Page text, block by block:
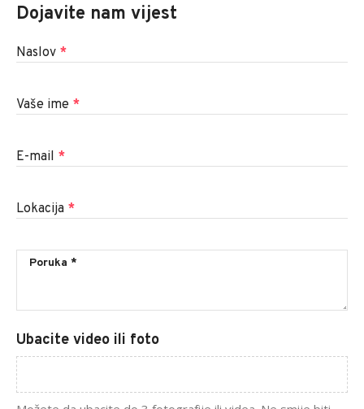
Dojavite nam vijest
Naslov *
Vaše ime *
E-mail *
Lokacija *
Ubacite video ili foto